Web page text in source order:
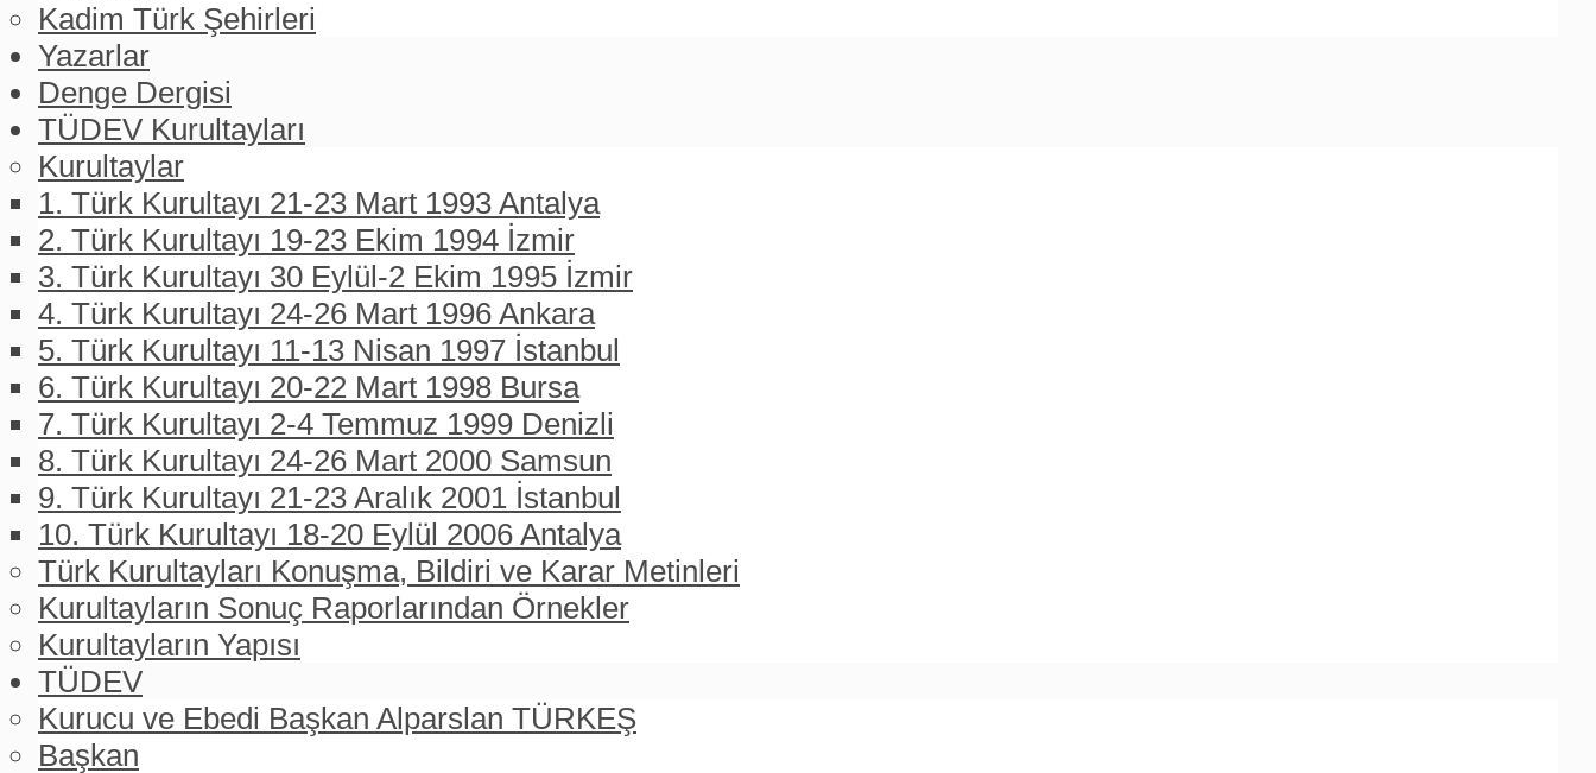
Kadim Türk Şehirleri
Yazarlar
Denge Dergisi
TÜDEV Kurultayları
Kurultaylar
1. Türk Kurultayı 21-23 Mart 1993 Antalya
2. Türk Kurultayı 19-23 Ekim 1994 İzmir
3. Türk Kurultayı 30 Eylül-2 Ekim 1995 İzmir
4. Türk Kurultayı 24-26 Mart 1996 Ankara
5. Türk Kurultayı 11-13 Nisan 1997 İstanbul
6. Türk Kurultayı 20-22 Mart 1998 Bursa
7. Türk Kurultayı 2-4 Temmuz 1999 Denizli
8. Türk Kurultayı 24-26 Mart 2000 Samsun
9. Türk Kurultayı 21-23 Aralık 2001 İstanbul
10. Türk Kurultayı 18-20 Eylül 2006 Antalya
Türk Kurultayları Konuşma, Bildiri ve Karar Metinleri
Kurultayların Sonuç Raporlarından Örnekler
Kurultayların Yapısı
TÜDEV
Kurucu ve Ebedi Başkan Alparslan TÜRKEŞ
Başkan